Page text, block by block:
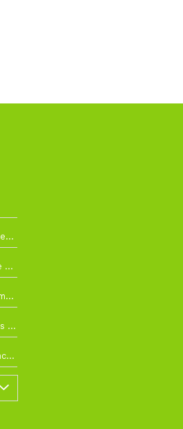
La Liga change de diffuseur : DAZN et Disney+ remplacent beIN Sports !
RC Lens – Villarreal : à quelle heure et sur quelle chaîne voir la finale de la Como Cup ?
Como Cup : comment regarder les matchs du RC Lens en direct ?
Ligue 1+ diffusera plus de 30 matchs amicaux avant la reprise de la Ligue 1
Coupe du monde 2026 : des audiences record, mais M6 devrait perdre très gros !